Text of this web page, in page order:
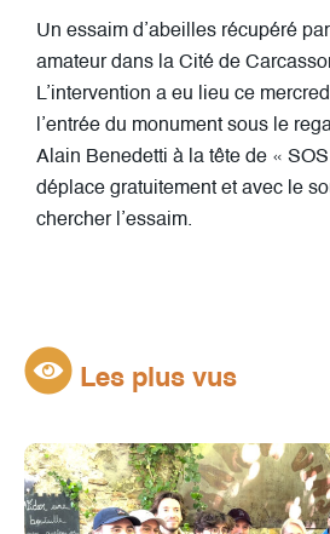
Un essaim d’abeilles récupéré
amateur dans la Cité de
L’intervention a eu lieu ce
l’entrée du monument sous le
Alain Benedetti à la tête de «
déplace gratuitement et avec le
chercher l’essaim.
Les plus vus